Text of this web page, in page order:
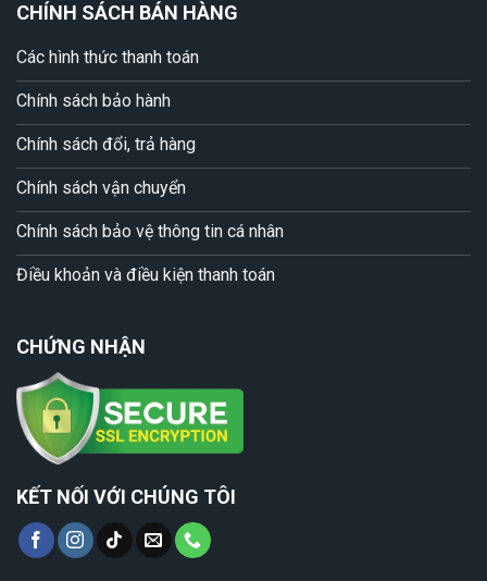
CHÍNH SÁCH BÁN HÀNG
Các hình thức thanh toán
Chính sách bảo hành
Chính sách đổi, trả hàng
Chính sách vận chuyển
Chính sách bảo vệ thông tin cá nhân
Điều khoản và điều kiện thanh toán
CHỨNG NHẬN
KẾT NỐI VỚI CHÚNG TÔI